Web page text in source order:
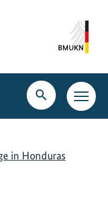
Suche
öffnen
in Honduras